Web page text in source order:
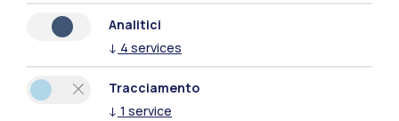
Naviga il sito
Contattaci
Analitici
↓ 4 services
Tracciamento
↓ 1 service